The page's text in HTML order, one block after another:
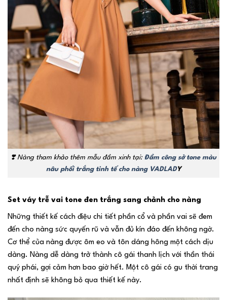
❣️Nàng tham khảo thêm mẫu đầm xinh tại: Đầm công sở tone màu
nâu phối trắng tinh tế cho nàng VADLADY
Set váy trễ vai tone đen trắng sang chảnh cho nàng
Những thiết kế cách điệu chi tiết phần cổ và phần vai sẽ đem
đến cho nàng sức quyến rũ và vẫn đủ kín đáo đến không ngờ.
Cơ thể của nàng được ôm eo và tôn dáng hông một cách dịu
dàng. Nàng dễ dàng trở thành cô gái thanh lịch với thần thái
quý phái, gợi cảm hơn bao giờ hết. Một cô gái có gu thời trang
nhất định sẽ không bỏ qua thiết kế này.